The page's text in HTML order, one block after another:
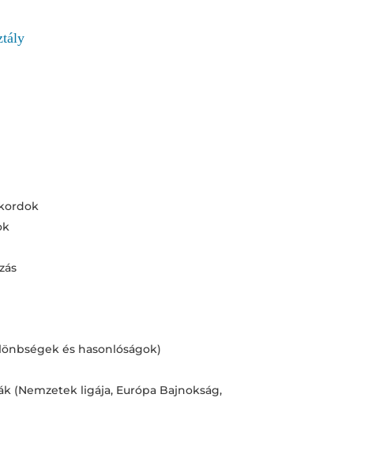
és hasonlóságok)
(Nemzetek ligája, Európa Bajnokság,